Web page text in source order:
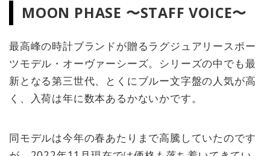
MOON PHASE 〜STAFF VOICE〜
最高峰の時計ブランドが贈るラグジュアリースポー
ツモデル・オーヴァーシーズ。シリーズの中でも最
新となる第三世代、とくにブルー文字盤の人気が高
く、入荷は年に数本あるかないかです。
同モデルは今年の春あたりまで高騰していたのです